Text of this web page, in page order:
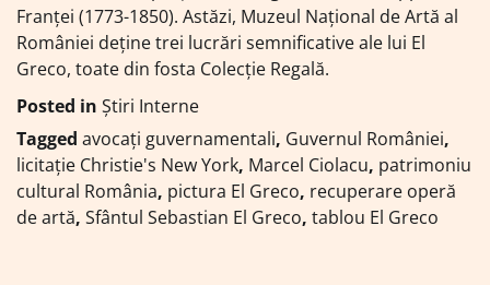
Franței (1773-1850). Astăzi, Muzeul Național de Artă al
României deține trei lucrări semnificative ale lui El
Greco, toate din fosta Colecție Regală.
Posted in Știri Interne
Tagged avocați guvernamentali, Guvernul României,
licitație Christie's New York, Marcel Ciolacu, patrimoniu
cultural România, pictura El Greco, recuperare operă
de artă, Sfântul Sebastian El Greco, tablou El Greco